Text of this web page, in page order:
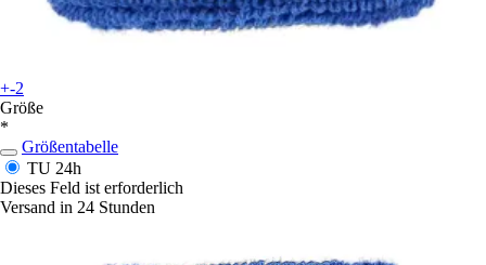
+-2
Größe
*
Größentabelle
TU 24h
Dieses Feld ist erforderlich
Versand in 24 Stunden